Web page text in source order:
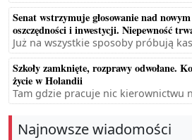
Senat wstrzymuje głosowanie nad
oszczędności i inwestycji. Niepewność
Już na wszystkie sposoby próbują
Szkoły zamknięte, rozprawy odwołane.
życie w Holandii
Tam gdzie pracuje nic kierownictwu
Najnowsze wiadomości